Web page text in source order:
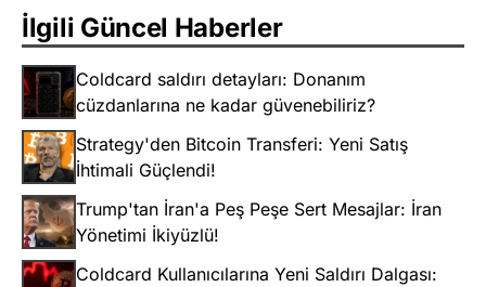
İlgili Güncel Haberler
Coldcard saldırı detayları: Donanım
cüzdanlarına ne kadar güvenebiliriz?
Strategy'den Bitcoin Transferi: Yeni Satış
İhtimali Güçlendi!
Trump'tan İran'a Peş Peşe Sert Mesajlar: İran
Yönetimi İkiyüzlü!
Coldcard Kullanıcılarına Yeni Saldırı Dalgası: